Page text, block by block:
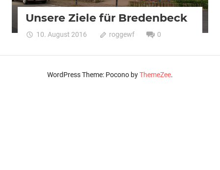
Unsere Ziele für Bredenbeck
10. August 2016 roggewf 0
WordPress Theme: Pocono byThemeZee.